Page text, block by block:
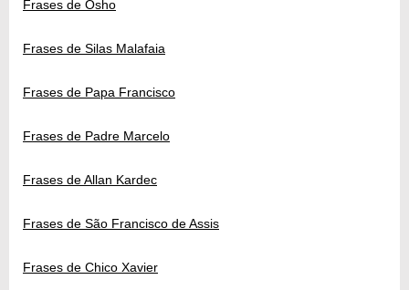
Frases de Osho
Frases de Silas Malafaia
Frases de Papa Francisco
Frases de Padre Marcelo
Frases de Allan Kardec
Frases de São Francisco de Assis
Frases de Chico Xavier